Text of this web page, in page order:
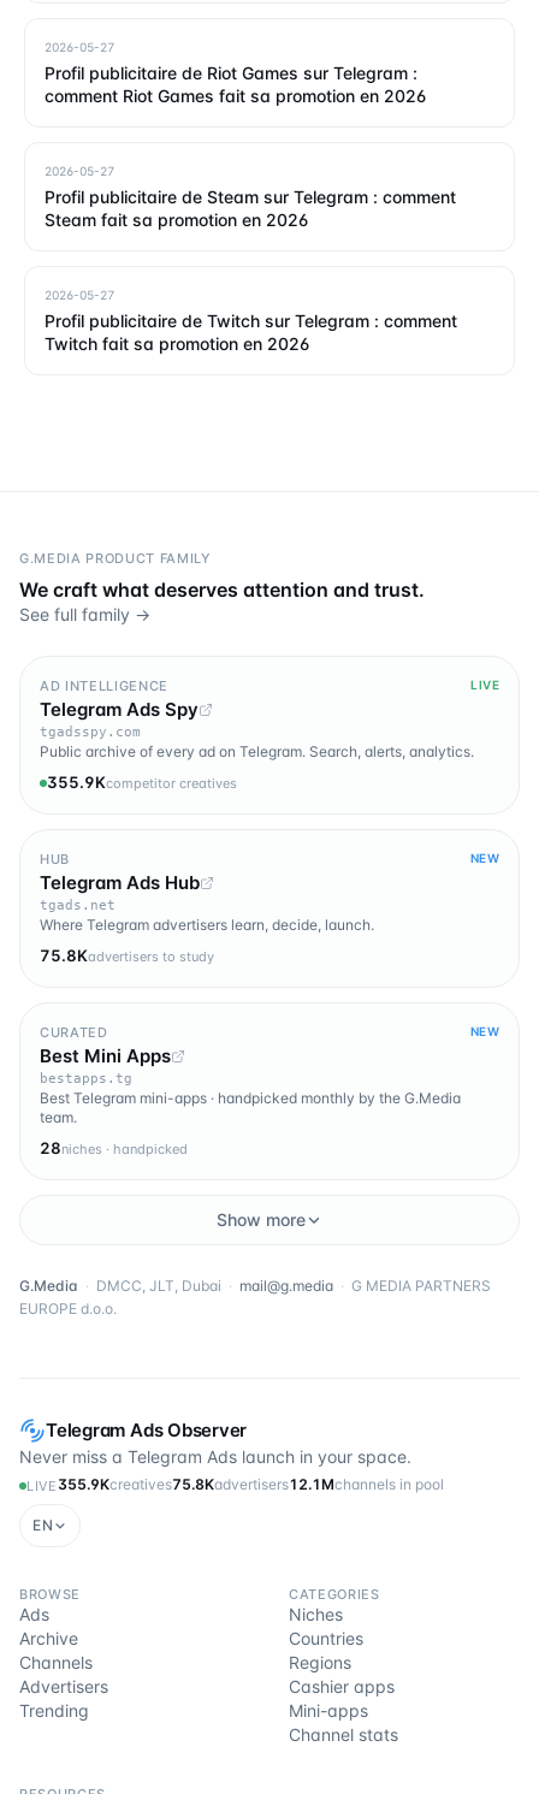
2026-05-27
Profil publicitaire de Riot Games sur Telegram :
comment Riot Games fait sa promotion en 2026
2026-05-27
Profil publicitaire de Steam sur Telegram : comment
Steam fait sa promotion en 2026
2026-05-27
Profil publicitaire de Twitch sur Telegram : comment
Twitch fait sa promotion en 2026
Telegram Ads Observer
Never miss a Telegram Ads launch in your space.
LIVE 355.9Kcreatives75.8Kadvertisers12.1Mchannels in pool
EN
BROWSE
Ads
Archive
Channels
Advertisers
Trending
CATEGORIES
Niches
Countries
Regions
Cashier apps
Mini-apps
Channel stats
G.MEDIA PRODUCT FAMILY
We craft what deserves attention and trust.
See full family →
AD INTELLIGENCE LIVE
Telegram Ads Spy
tgadsspy.com
Public archive of every ad on Telegram. Search, alerts, analytics.
355.9Kcompetitor creatives
HUB NEW
Telegram Ads Hub
tgads.net
Where Telegram advertisers learn, decide, launch.
75.8Kadvertisers to study
CURATED NEW
Best Mini Apps
bestapps.tg
Best Telegram mini-apps · handpicked monthly by the G.Media
team.
28niches · handpicked
Show more
G.Media · DMCC, JLT, Dubai · mail@g.media · G MEDIA PARTNERS
EUROPE d.o.o.